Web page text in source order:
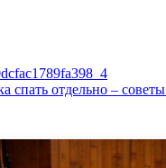
спать отдельно –